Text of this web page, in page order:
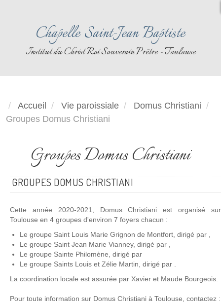
Chapelle Saint-Jean Baptiste
Institut du Christ Roi Souverain Prêtre - Toulouse
Accueil Vie paroissiale
Domus Christiani
Groupes Domus Christiani
Groupes Domus Christiani
GROUPES DOMUS CHRISTIANI
Cette année 2020-2021, Domus Christiani est organisé sur
Toulouse en 4 groupes d'environ 7 foyers chacun :
Le groupe Saint Louis Marie Grignon de Montfort, dirigé par ,
Le groupe Saint Jean Marie Vianney, dirigé par ,
Le groupe Sainte Philomène, dirigé par
Le groupe Saints Louis et Zélie Martin, dirigé par .
La coordination locale est assurée par Xavier et Maude Bourgeois.
Pour toute information sur Domus Christiani à Toulouse, contactez :